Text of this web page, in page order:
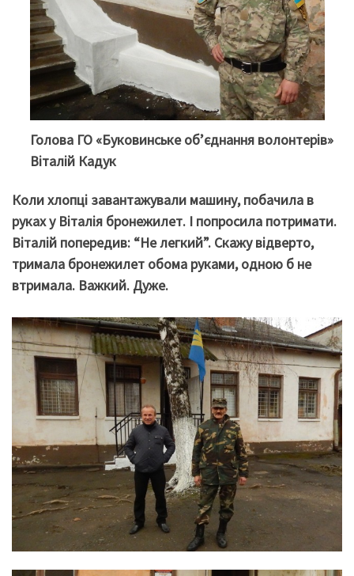
Голова ГО «Буковинське об’єднання волонтерів»
Віталій Кадук
Коли хлопці завантажували машину, побачила в
руках у Віталія бронежилет. І попросила потримати.
Віталій попередив: “Не легкий”. Скажу відверто,
тримала бронежилет обома руками, одною б не
втримала. Важкий. Дуже.